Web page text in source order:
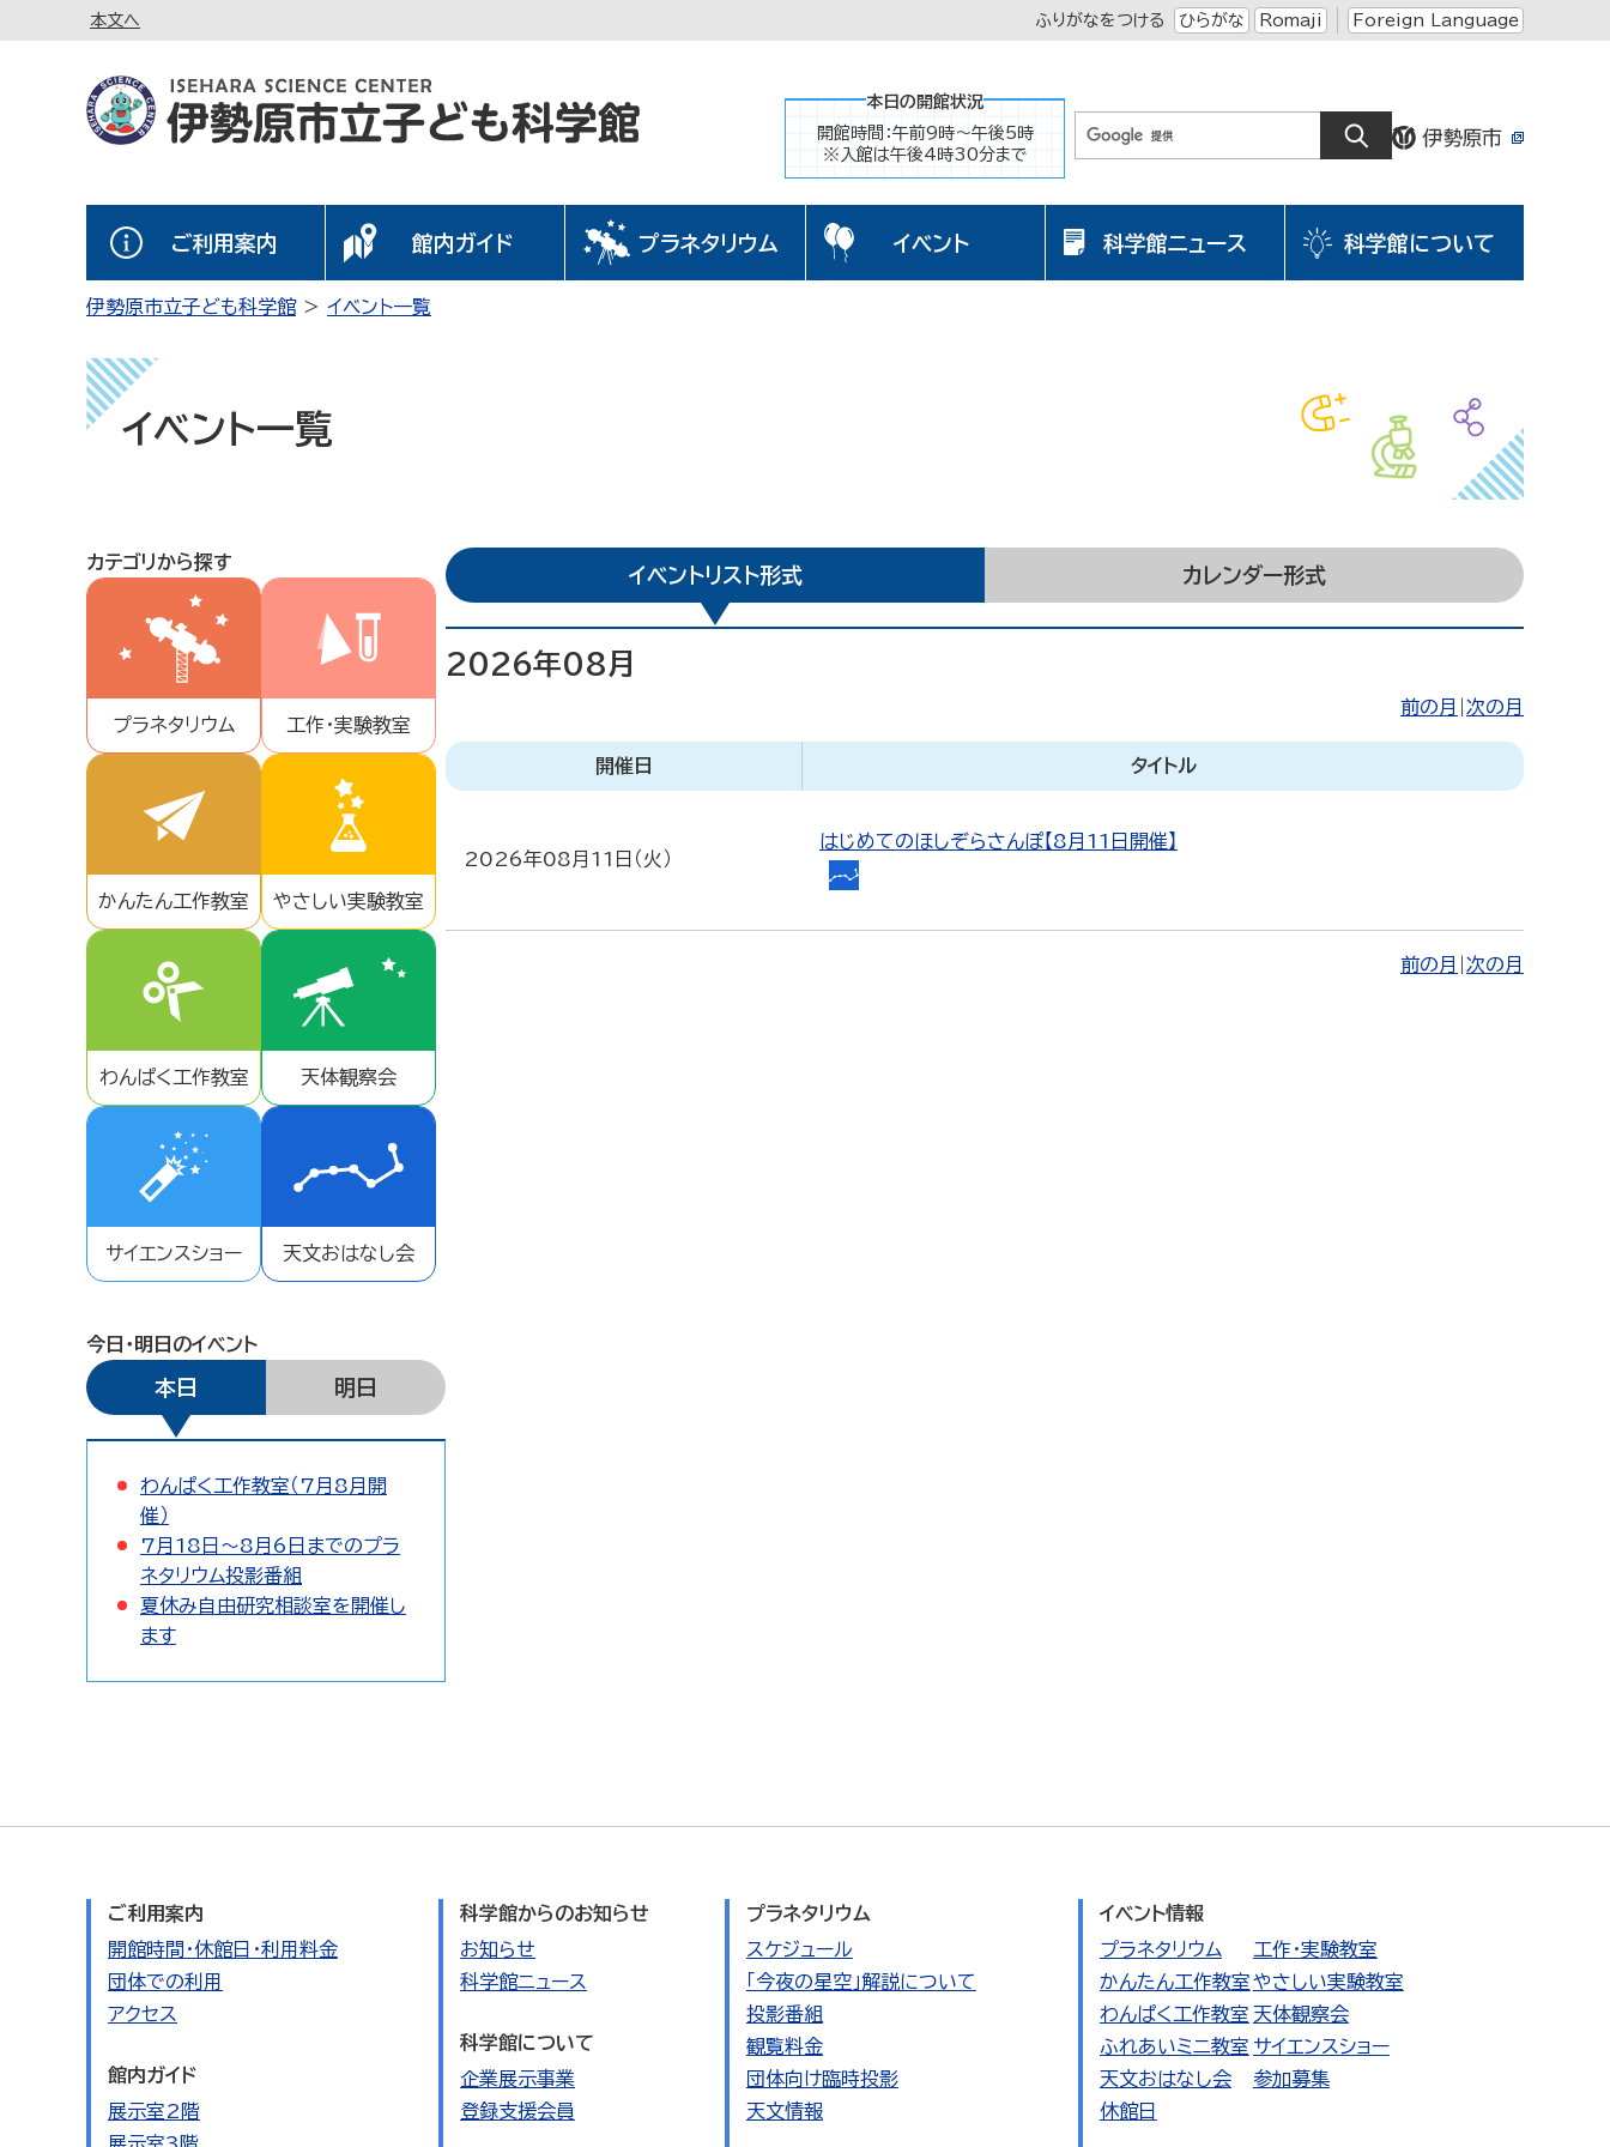
本文へ ふりがなをつける ひらがな Romaji Foreign Language
本日の開館状況
開館時間：午前9時～午後5時
※入館は午後4時30分まで
ご利用案内 館内ガイド プラネタリウム イベント 科学館ニュース 科学館について
伊勢原市立子ども科学館 イベント一覧
イベント一覧
イベントリスト形式 カレンダー形式
2026年08月
前の月 次の月
開催日 タイトル
2026年08月11日（火）
はじめてのほしぞらさんぽ【8月11日開催】
お
前の月 次の月
カテゴリから探す
プラネタリウム 工作・実験教室
かんたん工作教室 やさしい実験教室
わんぱく工作教室 天体観察会
サイエンスショー 天文おはなし会
今日・明日のイベント
本日 明日
わんぱく工作教室（7月8月開
催）
7月18日～8月6日までのプラ
ネタリウム投影番組
夏休み自由研究相談室を開催し
ます
ご利用案内
開館時間・休館日・利用料金
団体での利用
アクセス
館内ガイド
展示室2階
科学館からのお知らせ
お知らせ
科学館ニュース
科学館について
企業展示事業
登録支援会員
プラネタリウム
スケジュール
「今夜の星空」解説について
投影番組
観覧料金
団体向け臨時投影
天文情報
イベント情報
プラネタリウム
工作・実験教室
かんたん工作教室やさしい実験教室
わんぱく工作教室 天体観察会
ふれあいミニ教室 サイエンスショー
天文おはなし会
参加募集
休館日